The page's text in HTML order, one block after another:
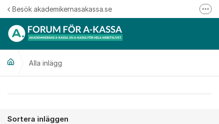
Hoppa till innehåll
Besök akademikernasakassa.se
Alla inlägg
Sortera inläggen